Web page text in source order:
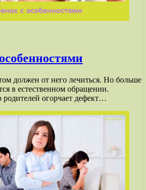
должен от него лечиться. Но больше
в естественном обращении.
родителей огорчает дефект…